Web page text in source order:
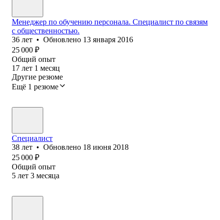
Менеджер по обучению персонала. Специалист по связям
с общественностью.
36 лет • Обновлено 13 января 2016
25 000 ₽
Общий опыт
17 лет 1 месяц
Другие резюме
Ещё 1 резюме
Специалист
38 лет • Обновлено 18 июня 2018
25 000 ₽
Общий опыт
5 лет 3 месяца